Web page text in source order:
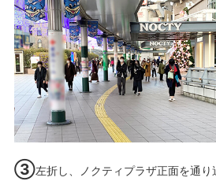
③左折し、ノクティプラザ正面を通